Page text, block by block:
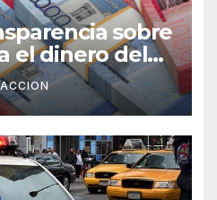
sobre
el dinero del
de Salud